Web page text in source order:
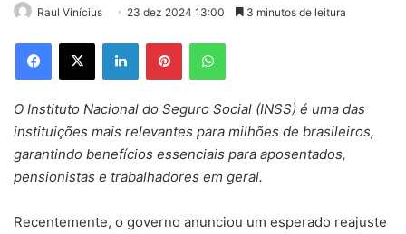
Raul Vinícius 23 dez 2024 13:00 3 minutos de leitura
Facebook
X LinkedinPinterestWhatsApp
O Instituto Nacional do Seguro Social (INSS) é uma das
instituições mais relevantes para milhões de brasileiros,
garantindo benefícios essenciais para aposentados,
pensionistas e trabalhadores em geral.
Recentemente, o governo anunciou um esperado reajuste